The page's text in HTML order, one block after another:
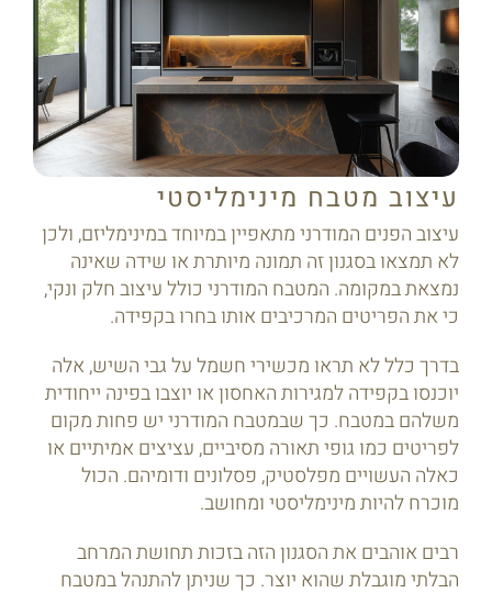
עיצוב מטבח מינימליסטי
עיצוב הפנים המודרני מתאפיין במיוחד במינימליזם, ולכן
לא תמצאו בסגנון זה תמונה מיותרת או שידה שאינה
נמצאת במקומה. המטבח המודרני כולל עיצוב חלק ונקי,
כי את הפריטים המרכיבים אותו בחרו בקפידה.
בדרך כלל לא תראו מכשירי חשמל על גבי השיש, אלה
יוכנסו בקפידה למגירות האחסון או יוצבו בפינה ייחודית
משלהם במטבח. כך שבמטבח המודרני יש פחות מקום
לפריטים כמו גופי תאורה מסיביים, עציצים אמיתיים או
כאלה העשויים מפלסטיק, פסלונים ודומיהם. הכול
מוכרח להיות מינימליסטי ומחושב.
רבים אוהבים את הסגנון הזה בזכות תחושת המרחב
הבלתי מוגבלת שהוא יוצר. כך שניתן להתנהל במטבח